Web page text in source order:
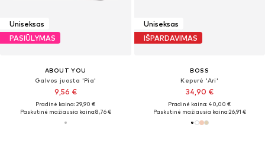
Uniseksas
PASIŪLYMAS
ABOUT YOU
Galvos juosta 'Pia'
9,56 €
Pradinė kaina: 29,90 €
Paskutinė mažiausia kaina:8,76 €
Uniseksas
IŠPARDAVIMAS
BOSS
Kepurė 'Ari'
34,90 €
Pradinė kaina: 40,00 €
Paskutinė mažiausia kaina:26,91 €